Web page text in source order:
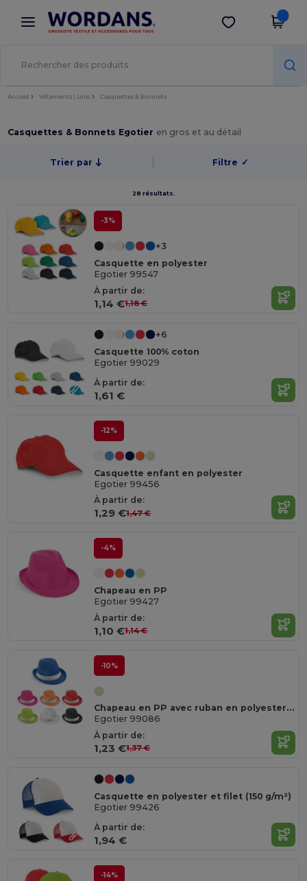
× Appli Wordans
Meilleurs prix sur l’app !
Obtenir l'appli
Accueil Vêtements | Unis Casquettes & Bonnets
Casquettes & Bonnets Egotier en gros et au détail
Trier par Filtre ✓
28 résultats.
-3%
+3
Casquette en polyester
Egotier 99547
À partir de:
1,14 €1,18 €
+6
Casquette 100% coton
Egotier 99029
À partir de:
1,61 €
-12%
Casquette enfant en polyester
Egotier 99456
À partir de:
1,29 €1,47 €
-4%
Chapeau en PP
Egotier 99427
À partir de:
1,10 €1,14 €
-10%
Chapeau en PP avec ruban en polyester blanc
Egotier 99086
À partir de:
1,23 €1,37 €
Casquette en polyester et filet (150 g/m²)
Egotier 99426
À partir de:
1,94 €
-14%